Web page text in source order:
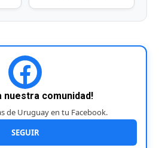
nuestra comunidad!
de Uruguay en tu Facebook.
SEGUIR